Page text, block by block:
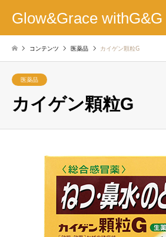
Glow&Grace withG&G
コンテンツ 医薬品 カイゲン顆粒G
医薬品
カイゲン顆粒G